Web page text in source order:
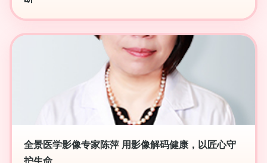
全景医学影像专家陈萍 用影像解码健康，以匠心守